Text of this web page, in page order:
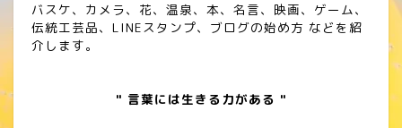
バスケ、カメラ、花、温泉、本、名言、映画、ゲーム、
伝統工芸品、LINEスタンプ、ブログの始め方 などを紹
介します。
" 言葉には生きる力がある "